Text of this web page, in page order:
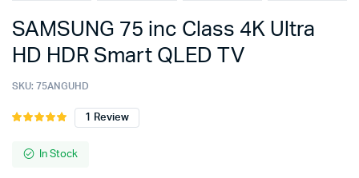
SAMSUNG 75 inc Class 4K Ultra
HD HDR Smart QLED TV
SKU: 75ANGUHD
Rated
5 based on
1 Review
In Stock